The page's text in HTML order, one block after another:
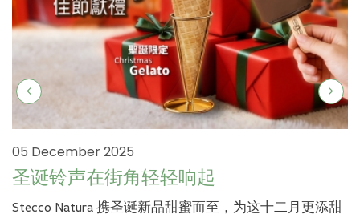
05 December 2025
圣诞铃声在街角轻轻响起
Stecco Natura 携圣诞新品甜蜜而至，为这十二月更添甜